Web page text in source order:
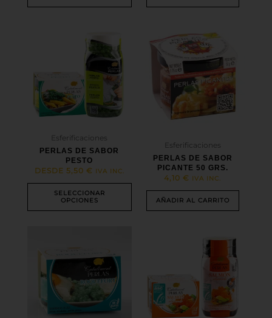
Esferificaciones
PERLAS DE SABOR
PESTO
DESDE 5,50 € IVA INC.
SELECCIONAR
OPCIONES
producto
tiene
múltiples
variantes.
Las
opciones
se
pueden
en
la
página
producto
Esferificaciones
PERLAS DE SABOR
PICANTE 50 GRS.
4,10€ IVA INC.
AÑADIR AL CARRITO
producto
tiene
múltiples
variantes.
Las
opciones
se